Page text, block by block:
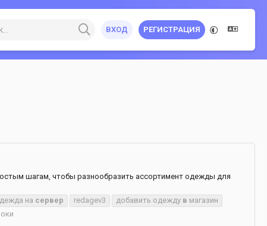
ВХОД РЕГИСТРАЦИЯ
шагам, чтобы разнообразить ассортимент одежды для
на сервер redagev3 добавить одежду в магазин